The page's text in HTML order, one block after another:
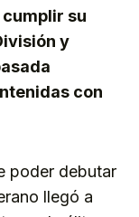
su
y
con
poder debutar
llegó a